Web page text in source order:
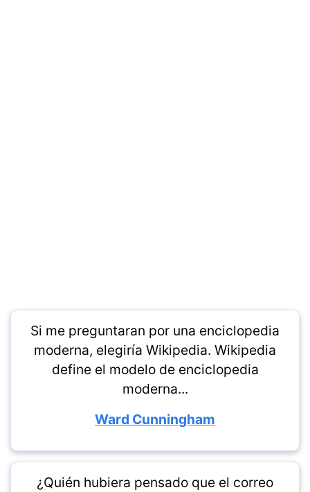
Si me preguntaran por una enciclopedia
moderna, elegiría Wikipedia. Wikipedia
define el modelo de enciclopedia
moderna...
Ward Cunningham
¿Quién hubiera pensado que el correo